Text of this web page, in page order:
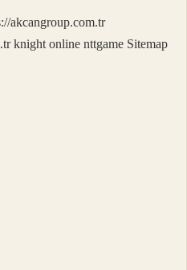
akcangroup.com.tr
knight online nttgame Sitemap